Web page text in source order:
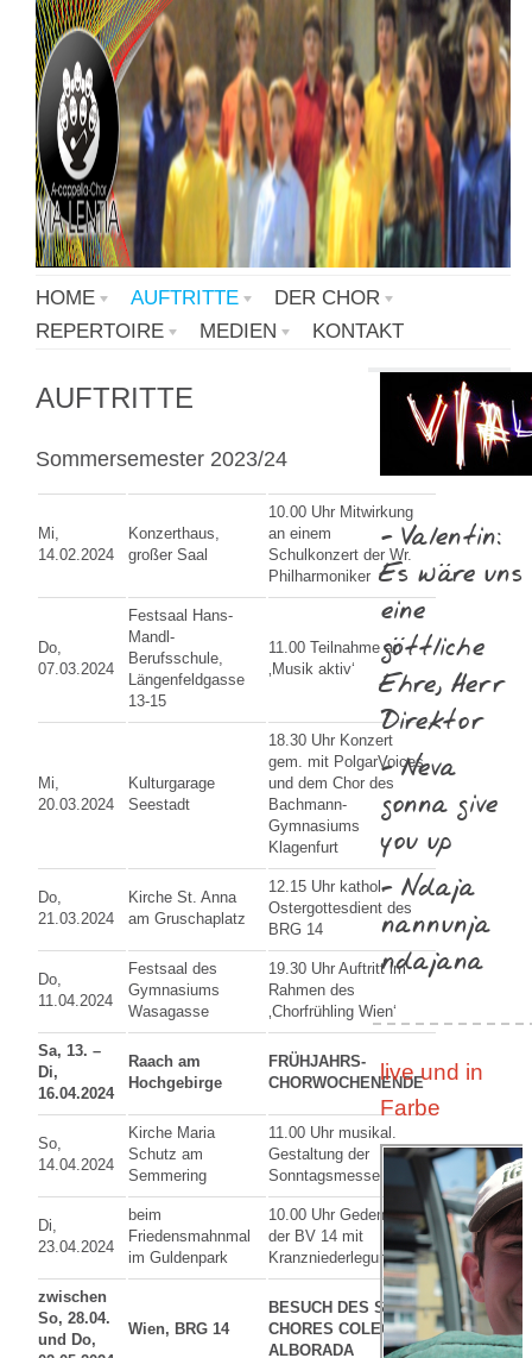
HOME AUFTRITTE
DER CHOR
REPERTOIRE
MEDIEN KONTAKT
AUFTRITTE
Sommersemester 2023/24
Mi,
14.02.2024
Konzerthaus,
großer Saal
10.00 Uhr Mitwirkung
an einem
Schulkonzert der Wr.
Philharmoniker
Do,
07.03.2024
Festsaal Hans-
Mandl-
Berufsschule,
Längenfeldgasse
13-15
11.00 Teilnahme an
‚Musik aktiv‘
Mi,
20.03.2024
Kulturgarage
Seestadt
18.30 Uhr Konzert
gem. mit PolgarVoices
und dem Chor des
Bachmann-
Gymnasiums
Klagenfurt
Do,
21.03.2024
Kirche St. Anna
am Gruschaplatz
12.15 Uhr kathol.
Ostergottesdient des
BRG 14
Do,
11.04.2024
Festsaal des
Gymnasiums
Wasagasse
19.30 Uhr Auftritt im
Rahmen des
‚Chorfrühling Wien‘
Sa, 13. –
Di,
16.04.2024
Raach am
Hochgebirge
FRÜHJAHRS-
CHORWOCHENENDE
So,
14.04.2024
Kirche Maria
Schutz am
Semmering
11.00 Uhr musikal.
Gestaltung der
Sonntagsmesse
Di,
23.04.2024
beim
Friedensmahnmal
im Guldenpark
10.00 Uhr Gedenkfeier
der BV 14 mit
Kranzniederlegung
zwischen
So, 28.04.
und Do,
Wien, BRG 14
BESUCH DES SPAN.
CHORES COLEGIO
ALBORADA
- Valentin:
Es wäre uns
eine
göttliche
Ehre, Herr
Direktor
- Neva
gonna give
you up
- Ndaja
nannunja
ndajana
live und in
Farbe